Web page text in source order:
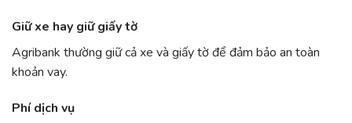
Giữ xe hay giữ giấy tờ
Agribank thường giữ cả xe và giấy tờ để đảm bảo an toàn
khoản vay.
Phí dịch vụ